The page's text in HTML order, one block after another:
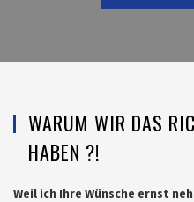
WARUM WIR DAS
HABEN ?!
Weil ich Ihre Wünsche ernst